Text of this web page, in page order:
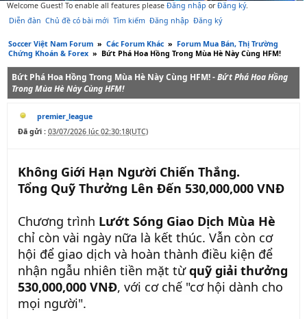
Welcome Guest! To enable all features please Đăng nhập orĐăng ký.
Diễn đàn Chủ đề có bài mới Tìm kiếm Đăng nhập Đăng ký
Soccer Việt Nam Forum » Các Forum Khác » Forum Mua Bán, Thị Trường
Chứng Khoán & Forex » Bứt Phá Hoa Hồng Trong Mùa Hè Này Cùng HFM!
Bứt Phá Hoa Hồng Trong Mùa Hè Này Cùng HFM! -Bứt Phá Hoa Hồng
Trong Mùa Hè Này Cùng HFM!
premier_league
Đã gửi : 03/07/2026 lúc 02:30:18(UTC)
Không Giới Hạn Người Chiến Thắng.
Tổng Quỹ Thưởng Lên Đến 530,000,000 VNĐ
Chương trình Lướt Sóng Giao Dịch Mùa Hè
chỉ còn vài ngày nữa là kết thúc. Vẫn còn cơ
hội để giao dịch và hoàn thành điều kiện để
nhận ngẫu nhiên tiền mặt từquỹ giải thưởng
530,000,000 VNĐ, với cơ chế "cơ hội dành cho
mọi người".